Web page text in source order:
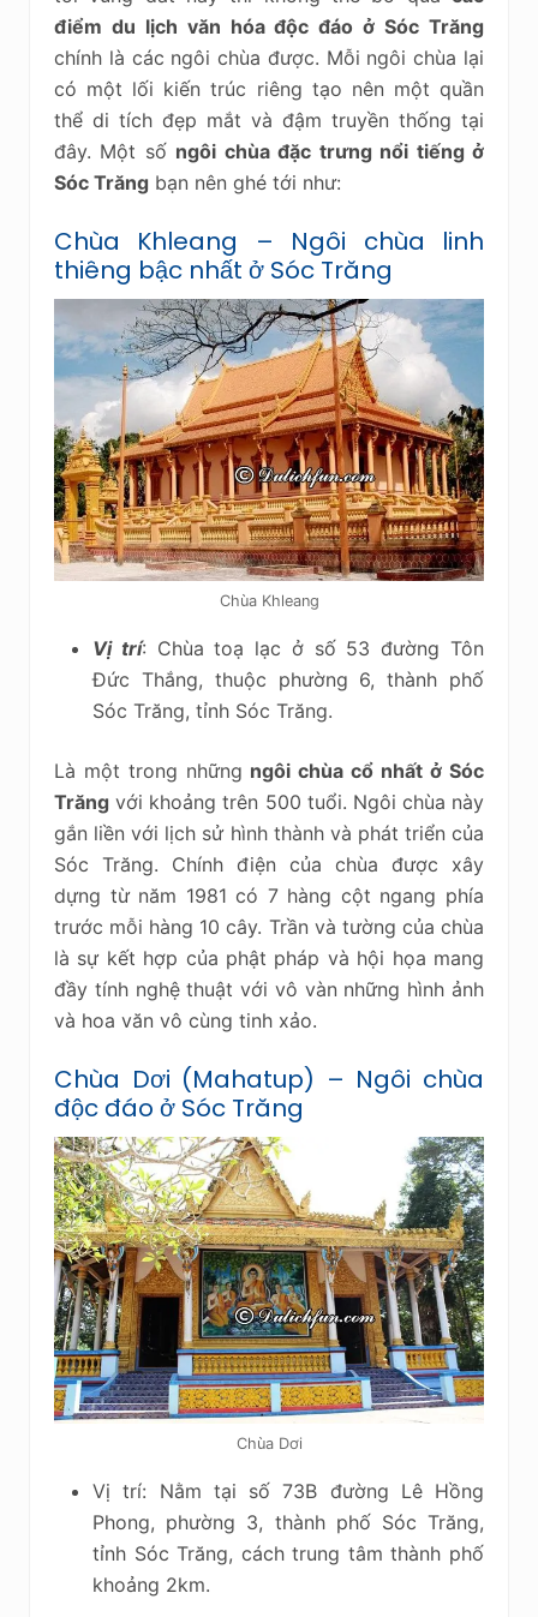
điểm du lịch văn hóa độc đáo ở Sóc Trăng
chính là các ngôi chùa được. Mỗi ngôi chùa lại
có một lối kiến trúc riêng tạo nên một quần
thể di tích đẹp mắt và đậm truyền thống tại
đây. Một số ngôi chùa đặc trưng nổi tiếng ở
Sóc Trăng bạn nên ghé tới như:
Chùa Khleang – Ngôi chùa linh
thiêng bậc nhất ở Sóc Trăng
Chùa Khleang
Vị trí: Chùa toạ lạc ở số 53 đường Tôn
Đức Thắng, thuộc phường 6, thành phố
Sóc Trăng, tỉnh Sóc Trăng.
Là một trong những ngôi chùa cổ nhất ở Sóc
Trăng với khoảng trên 500 tuổi. Ngôi chùa này
gắn liền với lịch sử hình thành và phát triển của
Sóc Trăng. Chính điện của chùa được xây
dựng từ năm 1981 có 7 hàng cột ngang phía
trước mỗi hàng 10 cây. Trần và tường của chùa
là sự kết hợp của phật pháp và hội họa mang
đầy tính nghệ thuật với vô vàn những hình ảnh
và hoa văn vô cùng tinh xảo.
Chùa Dơi (Mahatup) – Ngôi chùa
độc đáo ở Sóc Trăng
Chùa Dơi
Vị trí: Nằm tại số 73B đường Lê Hồng
Phong, phường 3, thành phố Sóc Trăng,
tỉnh Sóc Trăng, cách trung tâm thành phố
khoảng 2km.